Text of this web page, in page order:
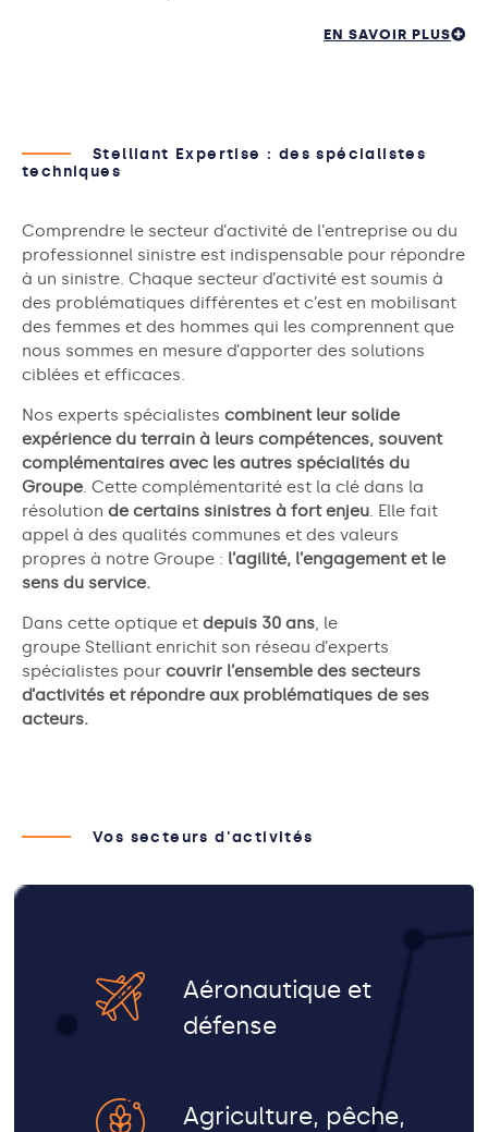
EN SAVOIR PLUS
Stelliant Expertise : des spécialistes
techniques
Comprendre le secteur d’activité de l’entreprise ou du
professionnel sinistre est indispensable pour répondre
à un sinistre. Chaque secteur d’activité est soumis à
des problématiques différentes et c’est en mobilisant
des femmes et des hommes qui les comprennent que
nous sommes en mesure d’apporter des solutions
ciblées et efficaces.
Nos experts spécialistes combinent leur solide
expérience du terrain à leurs compétences, souvent
complémentaires avec les autres spécialités du
Groupe. Cette complémentarité est la clé dans la
résolution de certains sinistres à fort enjeu. Elle fait
appel à des qualités communes et des valeurs
propres à notre Groupe : l’agilité, l’engagement et le
sens du service.
Dans cette optique et depuis 30 ans, le
groupe Stelliant enrichit son réseau d’experts
spécialistes pour couvrir l’ensemble des secteurs
d’activités et répondre aux problématiques de ses
acteurs.
Vos secteurs d'activités
Aéronautique et
défense
Agriculture, pêche,